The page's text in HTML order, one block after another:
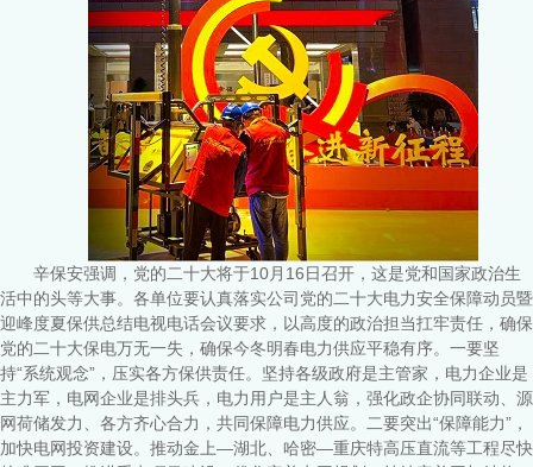
辛保安强调，党的二十大将于10月16日召开，这是党和国家政治生
活中的头等大事。各单位要认真落实公司党的二十大电力安全保障动员暨
迎峰度夏保供总结电视电话会议要求，以高度的政治担当扛牢责任，确保
党的二十大保电万无一失，确保今冬明春电力供应平稳有序。一要坚
持“系统观念”，压实各方保供责任。坚持各级政府是主管家，电力企业是
主力军，电网企业是排头兵，电力用户是主人翁，强化政企协同联动、源
网荷储发力、各方齐心合力，共同保障电力供应。二要突出“保障能力”，
加快电网投资建设。推动金上—湖北、哈密—重庆特高压直流等工程尽快